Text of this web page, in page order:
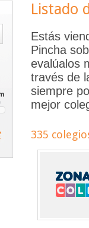
Listado
Estás
Pincha
evalúalos
través de
siempre
mejor
335